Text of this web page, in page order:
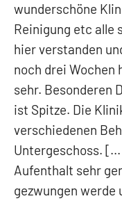
wunderschöne
Reinigung etc alle
hier verstanden
noch drei Wochen
sehr. Besonderen
ist Spitze. Die
verschiedenen
Untergeschoss.
Aufenthalt sehr
gezwungen werde